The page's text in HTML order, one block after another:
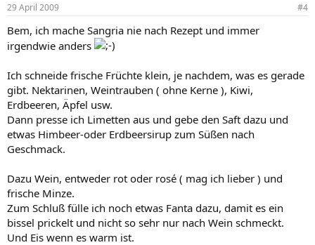
29 April 2009 #4
Bem, ich mache Sangria nie nach Rezept und immer
irgendwie anders
Ich schneide frische Früchte klein, je nachdem, was es gerade
gibt. Nektarinen, Weintrauben ( ohne Kerne ), Kiwi,
Erdbeeren, Äpfel usw.
Dann presse ich Limetten aus und gebe den Saft dazu und
etwas Himbeer-oder Erdbeersirup zum Süßen nach
Geschmack.
Dazu Wein, entweder rot oder rosé ( mag ich lieber ) und
frische Minze.
Zum Schluß fülle ich noch etwas Fanta dazu, damit es ein
bissel prickelt und nicht so sehr nur nach Wein schmeckt.
Und Eis wenn es warm ist.